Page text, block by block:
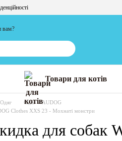
вам?
Товари для котів
Одяг
Одяг WAUDOG
Clothes XXS 23 - Мохнаті монстри
для собак